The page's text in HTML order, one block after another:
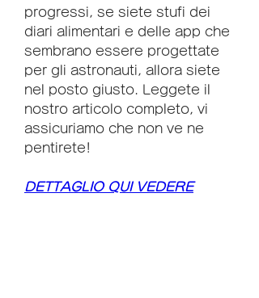
progressi, se siete stufi dei
diari alimentari e delle app che
sembrano essere progettate
per gli astronauti, allora siete
nel posto giusto. Leggete il
nostro articolo completo, vi
assicuriamo che non ve ne
pentirete!
DETTAGLIO QUI VEDERE